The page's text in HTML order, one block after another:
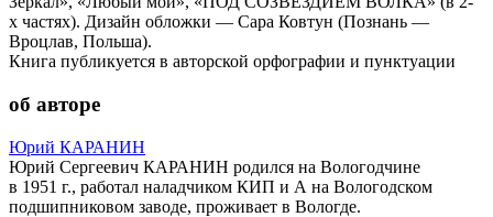
х частях). Дизайн обложки — Сара Ковтун (Познань —
Вроцлав, Польша).
Книга публикуется в авторской орфографии и пунктуации
об авторе
Юрий КАРАНИН
Юрий Сергеевич КАРАНИН родился на Вологодчине
в 1951 г., работал наладчиком КИП и А на Вологодском
подшипниковом заводе, проживает в Вологде.